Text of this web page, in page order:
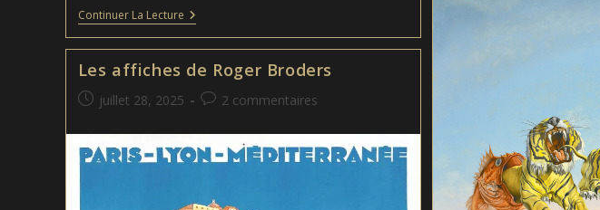
Continuer La LectureLa
Vierge
Jésus
Devant
Trois
–
Max
Ernst
Les affiches de Roger Broders
Publication
juillet 28, 2025
Commentaires
la
publication :
2 commentaires